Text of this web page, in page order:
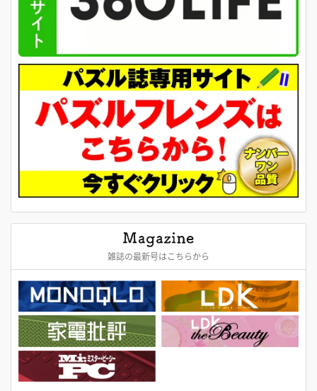
雑誌の最新号はこちらから